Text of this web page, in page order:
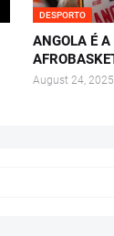
DESPORTO
ANGOLA É
August 24, 2025